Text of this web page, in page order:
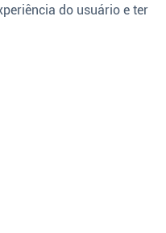
do usuário e ter